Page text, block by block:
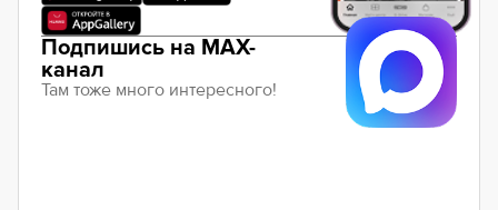
Подпишись на MAX-
канал
Там тоже много интересного!